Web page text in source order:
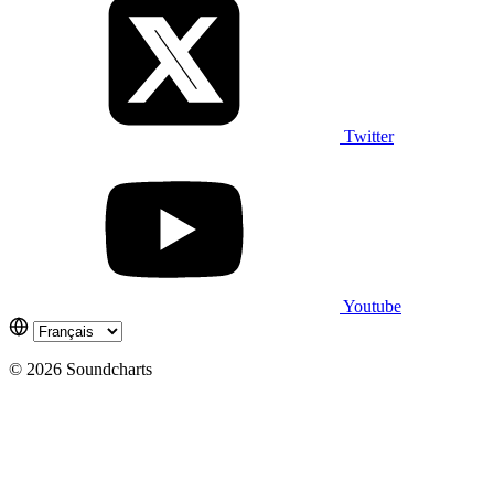
Twitter
Youtube
© 2026 Soundcharts